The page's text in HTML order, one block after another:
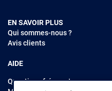
EN SAVOIR PLUS
Qui sommes-nous ?
Avis clients
AIDE
Questions fréquentes